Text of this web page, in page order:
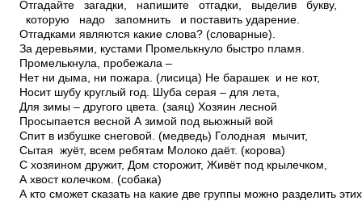
Отгадайте загадки, напишите отгадки, выделив букву,
которую надо запомнить и поставить ударение.
Отгадками являются какие слова? (словарные).
За деревьями, кустами Промелькнуло быстро пламя.
Промелькнула, пробежала –
Нет ни дыма, ни пожара. (лисица) Не барашек и не кот,
Носит шубу круглый год. Шуба серая – для лета,
Для зимы – другого цвета. (заяц) Хозяин лесной
Просыпается весной А зимой под вьюжный вой
Спит в избушке снеговой. (медведь) Голодная ­ мычит,
Сытая ­ жуёт, всем ребятам Молоко даёт. (корова)
С хозяином дружит, Дом сторожит, Живёт под крылечком,
А хвост колечком. (собака)
А кто сможет сказать на какие две группы можно разделить